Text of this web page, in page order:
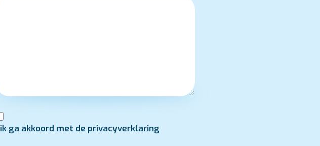
ik ga akkoord met de privacyverklaring